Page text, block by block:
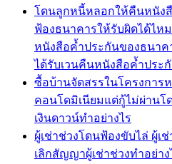
โดนลูกหนี้หลอกให้คืนหนัง
ฟ้องธนาคารให้รับผิดได้ไห
หนังสือค้ำประกันของธนาค
ได้รับเวนคืนหนังสือค้ำประ
ซื้อบ้านจัดสรรในโครงการ
คอนโดมิเนียมแต่กู้ไม่ผ่านโ
เงินดาวน์ทำอย่างไร
ผู้เช่าช่วงโดนฟ้องขับไล่ ผู้เ
เลิกสัญญาผู้เช่าช่วงทำอย่าง